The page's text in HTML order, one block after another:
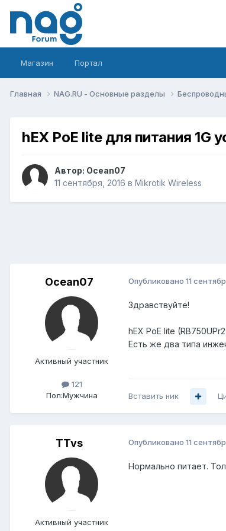
Магазин Портал
Главная NAG.RU - Основные разделы
hEX PoE lite для питания 1G
Автор: Ocean07
11 сентября, 2016 в Mikrotik Wireless
Ocean07
Активный участник
121
Пол:Мужчина
Опубликовано 11
Здравствуйте!
hEX PoE lite
Есть же два типа
Вставить ник
TTvs
Активный участник
Опубликовано 11
Нормально питает.